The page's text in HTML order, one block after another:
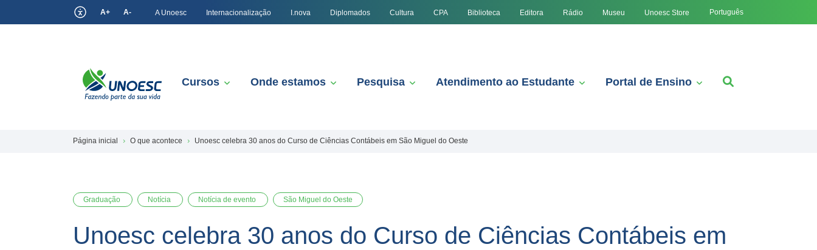
A+ A- A Unoesc Internacionalização I.nova Diplomados Cultura CPA Biblioteca Editora Rádio Museu Unoesc Store Português
Cursos Onde estamos Pesquisa Atendimento ao Estudante Portal de Ensino
Página inicial O que acontece Unoesc celebra 30 anos do Curso de Ciências Contábeis em São Miguel do Oeste
Graduação Notícia Notícia de evento São Miguel do Oeste
Unoesc celebra 30 anos do Curso de Ciências Contábeis em